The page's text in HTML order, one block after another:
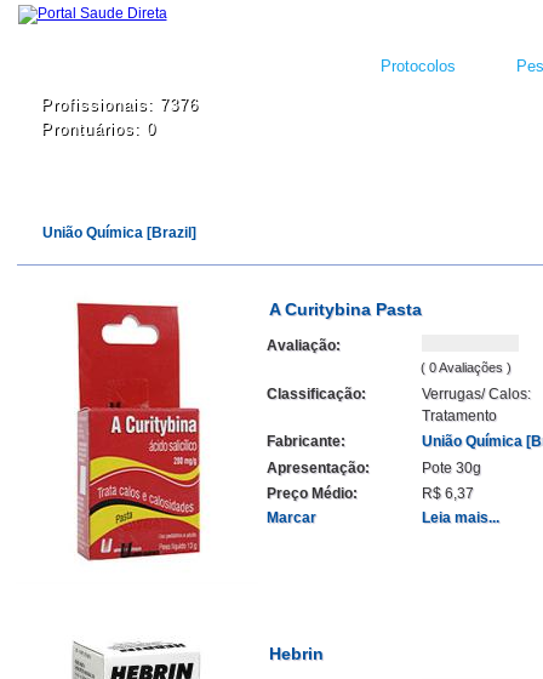
Protocolos
Profissionais: 7376
Prontuários: 0
União Química [Brazil]
A Curitybina Pasta
Avaliação:
( 0 Avaliações )
Classificação:
Verrugas/ Calos:
Tratamento
Fabricante:
União Química
Apresentação:
Pote 30g
Preço Médio:
R$ 6,37
Marcar
Leia mais...
Hebrin